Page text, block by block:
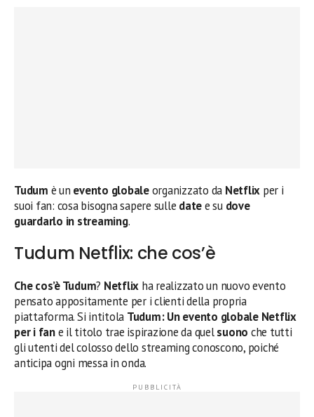
Tudum è un evento globaleorganizzato da Netflix per i
suoi fan: cosa bisogna sapere sulle datee su dove
guardarlo in streaming.
Tudum Netflix: che cos’è
Che cos’è Tudum? Netflix ha realizzato un nuovo evento
pensato appositamente per i clienti della propria
piattaforma. Si intitola Tudum: Un evento globale Netflix
per i fane il titolo trae ispirazione da quelsuono che tutti
gli utenti del colosso dello streaming conoscono, poiché
anticipa ogni messa in onda.